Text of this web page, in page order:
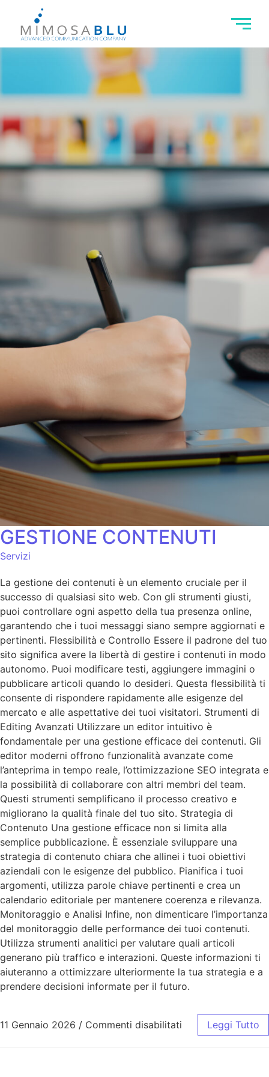
GESTIONE CONTENUTI
Servizi
La gestione dei contenuti è un elemento cruciale per il
successo di qualsiasi sito web. Con gli strumenti giusti,
puoi controllare ogni aspetto della tua presenza online,
garantendo che i tuoi messaggi siano sempre aggiornati e
pertinenti. Flessibilità e Controllo Essere il padrone del tuo
sito significa avere la libertà di gestire i contenuti in modo
autonomo. Puoi modificare testi, aggiungere immagini o
pubblicare articoli quando lo desideri. Questa flessibilità ti
consente di rispondere rapidamente alle esigenze del
mercato e alle aspettative dei tuoi visitatori. Strumenti di
Editing Avanzati Utilizzare un editor intuitivo è
fondamentale per una gestione efficace dei contenuti. Gli
editor moderni offrono funzionalità avanzate come
l’anteprima in tempo reale, l’ottimizzazione SEO integrata e
la possibilità di collaborare con altri membri del team.
Questi strumenti semplificano il processo creativo e
migliorano la qualità finale del tuo sito. Strategia di
Contenuto Una gestione efficace non si limita alla
semplice pubblicazione. È essenziale sviluppare una
strategia di contenuto chiara che allinei i tuoi obiettivi
aziendali con le esigenze del pubblico. Pianifica i tuoi
argomenti, utilizza parole chiave pertinenti e crea un
calendario editoriale per mantenere coerenza e rilevanza.
Monitoraggio e Analisi Infine, non dimenticare l’importanza
del monitoraggio delle performance dei tuoi contenuti.
Utilizza strumenti analitici per valutare quali articoli
generano più traffico e interazioni. Queste informazioni ti
aiuteranno a ottimizzare ulteriormente la tua strategia e a
prendere decisioni informate per il futuro.
11 Gennaio 2026 / Commenti disabilitati Leggi Tutto